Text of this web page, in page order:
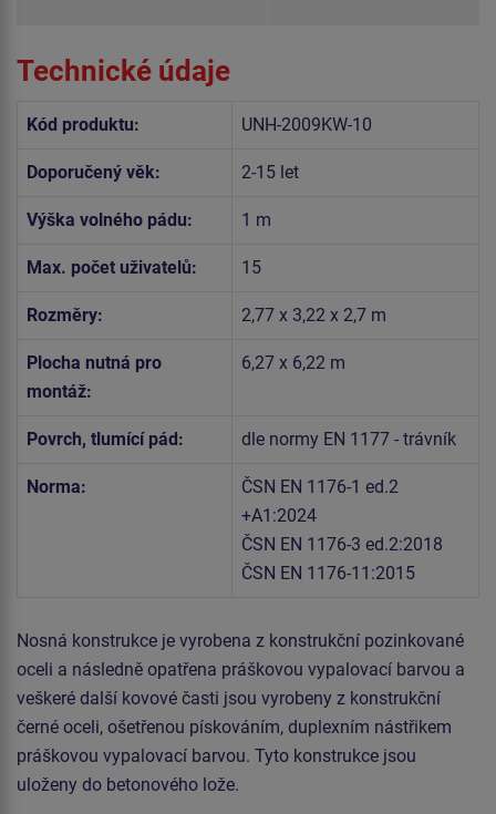
Technické údaje
Kód produktu: UNH-2009KW-10
Doporučený věk: 2-15 let
Výška volného pádu: 1 m
Max. počet uživatelů: 15
Rozměry: 2,77 x 3,22 x 2,7 m
Plocha nutná pro
montáž:
6,27 x 6,22 m
Povrch, tlumící pád: dle normy EN 1177 - trávník
Norma:
ČSN EN 1176-1 ed.2
+A1:2024
ČSN EN 1176-3 ed.2:2018
ČSN EN 1176-11:2015
Nosná konstrukce je vyrobena z konstrukční pozinkované
oceli a následně opatřena práškovou vypalovací barvou a
veškeré další kovové časti jsou vyrobeny z konstrukční
černé oceli, ošetřenou pískováním, duplexním nástřikem
práškovou vypalovací barvou. Tyto konstrukce jsou
uloženy do betonového lože.